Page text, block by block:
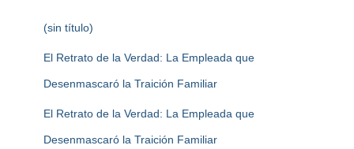
(sin título)
El Retrato de la Verdad: La Empleada que
Desenmascaró la Traición Familiar
El Retrato de la Verdad: La Empleada que
Desenmascaró la Traición Familiar